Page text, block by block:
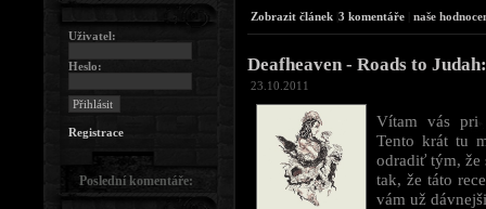
Zobrazit článek 3 komentáře naše
Deafheaven - Roads to Judah:
23.10.2011
Vítam vás pri
Tento krát tu
odradiť tým, že
tak, že táto
vám už
Uživatel:
Heslo:
Registrace
Poslední komentáře: